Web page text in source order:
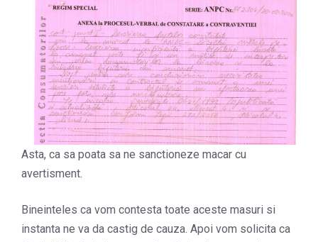
Asta, ca sa poata sa ne sanctioneze macar cu
avertisment.
Bineinteles ca vom contesta toate aceste masuri si
instanta ne va da castig de cauza. Apoi vom solicita ca